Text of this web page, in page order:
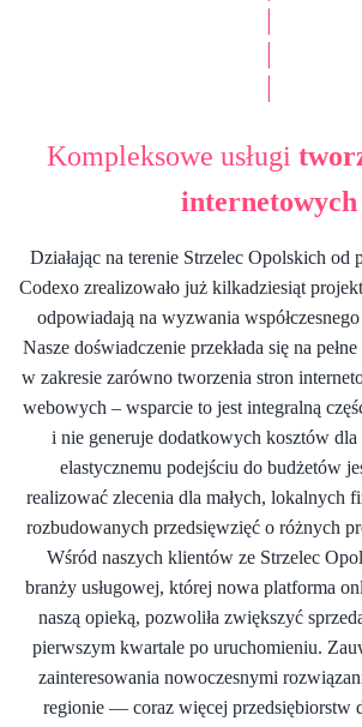
Kompleksowe usługi
internetowych
Działając na terenie Strzelec Opolskich od
Codexo zrealizowało już kilkadziesiąt
odpowiadają na wyzwania
Nasze doświadczenie przekłada się na
w zakresie zarówno tworzenia stron
webowych – wsparcie to jest integralną
i nie generuje dodatkowych kosztów
elastycznemu podejściu do budżetów
realizować zlecenia dla małych, lokalnych
rozbudowanych przedsięwzięć o różnych
Wśród naszych klientów ze Strzelec
branży usługowej, której nowa platforma
naszą opieką, pozwoliła zwiększyć
pierwszym kwartale po uruchomieniu.
zainteresowania nowoczesnymi
regionie — coraz więcej przedsiębiorstw